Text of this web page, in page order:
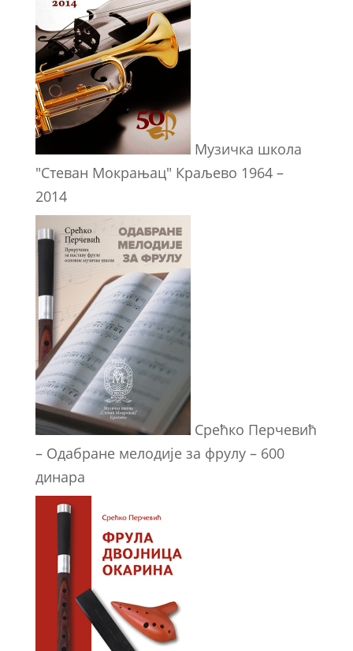
Музичка школа
"Стеван Мокрањац" Краљево 1964 –
2014
Срећко Перчевић
– Одабране мелодије за фрулу – 600
динара